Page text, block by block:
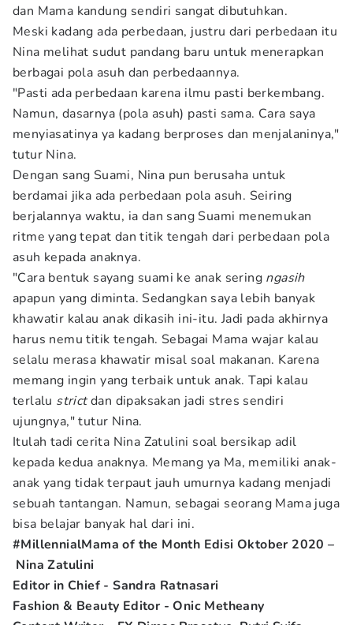
dan Mama kandung sendiri sangat dibutuhkan.
Meski kadang ada perbedaan, justru dari perbedaan itu
Nina melihat sudut pandang baru untuk menerapkan
berbagai pola asuh dan perbedaannya.
"Pasti ada perbedaan karena ilmu pasti berkembang.
Namun, dasarnya (pola asuh) pasti sama. Cara saya
menyiasatinya ya kadang berproses dan menjalaninya,"
tutur Nina.
Dengan sang Suami, Nina pun berusaha untuk
berdamai jika ada perbedaan pola asuh. Seiring
berjalannya waktu, ia dan sang Suami menemukan
ritme yang tepat dan titik tengah dari perbedaan pola
asuh kepada anaknya.
"Cara bentuk sayang suami ke anak sering ngasih
apapun yang diminta. Sedangkan saya lebih banyak
khawatir kalau anak dikasih ini-itu. Jadi pada akhirnya
harus nemu titik tengah. Sebagai Mama wajar kalau
selalu merasa khawatir misal soal makanan. Karena
memang ingin yang terbaik untuk anak. Tapi kalau
terlalu strictdan dipaksakan jadi stres sendiri
ujungnya," tutur Nina.
Itulah tadi cerita Nina Zatulini soal bersikap adil
kepada kedua anaknya. Memang ya Ma, memiliki anak-
anak yang tidak terpaut jauh umurnya kadang menjadi
sebuah tantangan. Namun, sebagai seorang Mama juga
bisa belajar banyak hal dari ini.
#MillennialMama of the Month Edisi Oktober 2020 –
Nina Zatulini
Editor in Chief - Sandra Ratnasari
Fashion & Beauty Editor - Onic Metheany